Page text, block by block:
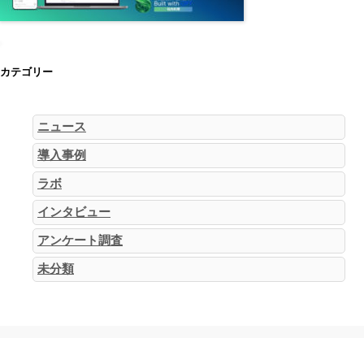
カテゴリー
ニュース
導入事例
ラボ
インタビュー
アンケート調査
未分類